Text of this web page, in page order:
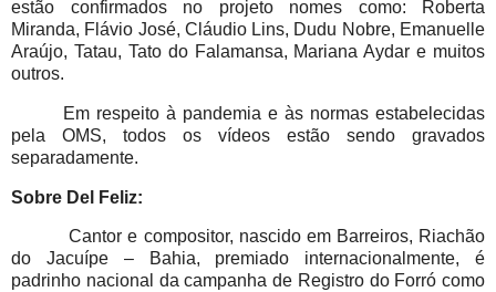
estão confirmados no projeto nomes como: Roberta
Miranda, Flávio José, Cláudio Lins, Dudu Nobre, Emanuelle
Araújo, Tatau, Tato do Falamansa, Mariana Aydar e muitos
outros.
Em respeito à pandemia e às normas estabelecidas
pela OMS, todos os vídeos estão sendo gravados
separadamente.
Sobre Del Feliz:
Cantor e compositor, nascido em Barreiros, Riachão
do Jacuípe – Bahia, premiado internacionalmente, é
padrinho nacional da campanha de Registro do Forró como